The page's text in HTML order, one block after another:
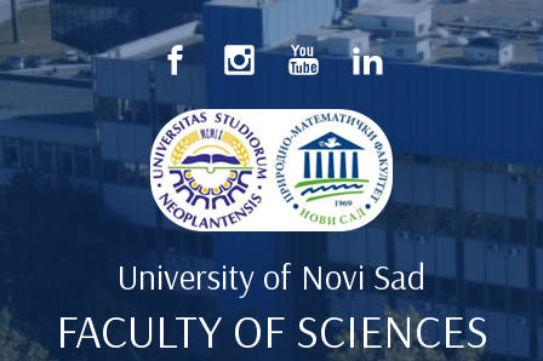
Skip to main content
University of Novi Sad
FACULTY OF SCIENCES